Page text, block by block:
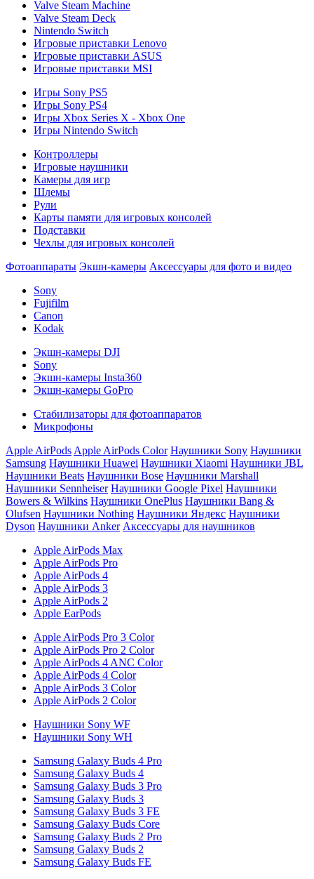
Valve Steam Machine
Valve Steam Deck
Nintendo Switch
Игровые приставки Lenovo
Игровые приставки ASUS
Игровые приставки MSI
Игры Sony PS5
Игры Sony PS4
Игры Xbox Series X - Xbox One
Игры Nintendo Switch
Контроллеры
Игровые наушники
Камеры для игр
Шлемы
Рули
Карты памяти для игровых консолей
Подставки
Чехлы для игровых консолей
Фотоаппараты Экшн-камеры Аксессуары для фото и видео
Sony
Fujifilm
Canon
Kodak
Экшн-камеры DJI
Sony
Экшн-камеры Insta360
Экшн-камеры GoPro
Стабилизаторы для фотоаппаратов
Микрофоны
Apple AirPods Apple AirPods Color Наушники Sony Наушники
Samsung Наушники Huawei Наушники Xiaomi Наушники JBL
Наушники Beats Наушники Bose Наушники Marshall
Наушники Sennheiser Наушники Google Pixel Наушники
Bowers & Wilkins Наушники OnePlus Наушники Bang &
Olufsen Наушники Nothing Наушники Яндекс Наушники
Dyson Наушники Anker Аксессуары для наушников
Apple AirPods Max
Apple AirPods Pro
Apple AirPods 4
Apple AirPods 3
Apple AirPods 2
Apple EarPods
Apple AirPods Pro 3 Color
Apple AirPods Pro 2 Color
Apple AirPods 4 ANC Color
Apple AirPods 4 Color
Apple AirPods 3 Color
Apple AirPods 2 Color
Наушники Sony WF
Наушники Sony WH
Samsung Galaxy Buds 4 Pro
Samsung Galaxy Buds 4
Samsung Galaxy Buds 3 Pro
Samsung Galaxy Buds 3
Samsung Galaxy Buds 3 FE
Samsung Galaxy Buds Core
Samsung Galaxy Buds 2 Pro
Samsung Galaxy Buds 2
Samsung Galaxy Buds FE